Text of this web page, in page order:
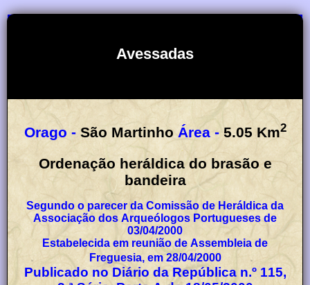
Avessadas
Orago - São MartinhoÁrea - 5.05 Km2
Ordenação heráldica do brasão e
bandeira
Segundo o parecer da Comissão de Heráldica da
Associação dos Arqueólogos Portugueses de
03/04/2000
Estabelecida em reunião de Assembleia de
Freguesia, em 28/04/2000
Publicado no Diário da República n.º 115,